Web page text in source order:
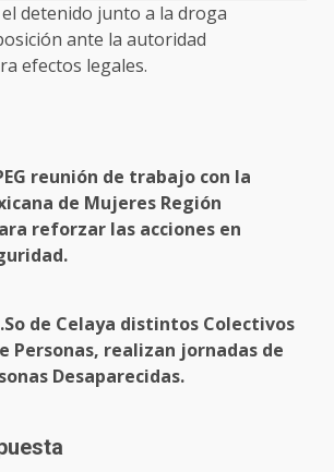
detenido junto a la droga
ante la autoridad
efectos legales.
reunión de trabajo con la
de Mujeres Región
reforzar las acciones en
de Celaya distintos Colectivos
Personas, realizan jornadas de
Desaparecidas.